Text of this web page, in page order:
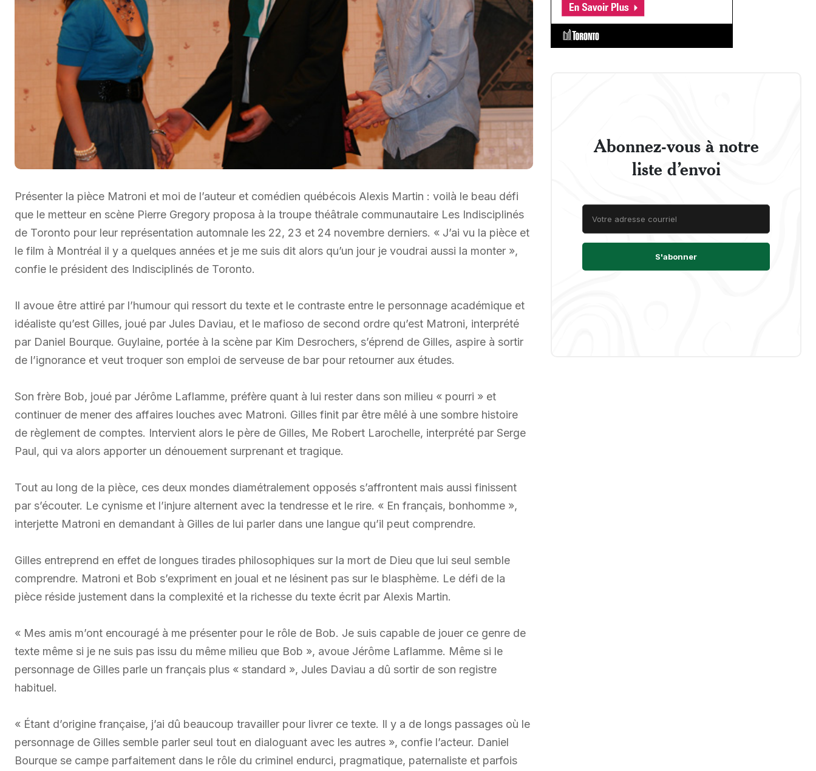
Présenter la pièce Matroni et moi de l’auteur et comédien québécois Alexis Martin : voilà le beau défi
que le metteur en scène Pierre Gregory proposa à la troupe théâtrale communautaire Les Indisciplinés
de Toronto pour leur représentation automnale les 22, 23 et 24 novembre derniers. « J’ai vu la pièce et
le film à Montréal il y a quelques années et je me suis dit alors qu’un jour je voudrai aussi la monter »,
confie le président des Indisciplinés de Toronto.
Il avoue être attiré par l’humour qui ressort du texte et le contraste entre le personnage académique et
idéaliste qu’est Gilles, joué par Jules Daviau, et le mafioso de second ordre qu’est Matroni, interprété
par Daniel Bourque. Guylaine, portée à la scène par Kim Desrochers, s’éprend de Gilles, aspire à sortir
de l’ignorance et veut troquer son emploi de serveuse de bar pour retourner aux études.
Son frère Bob, joué par Jérôme Laflamme, préfère quant à lui rester dans son milieu « pourri » et
continuer de mener des affaires louches avec Matroni. Gilles finit par être mêlé à une sombre histoire
de règlement de comptes. Intervient alors le père de Gilles, Me Robert Larochelle, interprété par Serge
Paul, qui va alors apporter un dénouement surprenant et tragique.
Tout au long de la pièce, ces deux mondes diamétralement opposés s’affrontent mais aussi finissent
par s’écouter. Le cynisme et l’injure alternent avec la tendresse et le rire. « En français, bonhomme »,
interjette Matroni en demandant à Gilles de lui parler dans une langue qu’il peut comprendre.
Gilles entreprend en effet de longues tirades philosophiques sur la mort de Dieu que lui seul semble
comprendre. Matroni et Bob s’expriment en joual et ne lésinent pas sur le blasphème. Le défi de la
pièce réside justement dans la complexité et la richesse du texte écrit par Alexis Martin.
« Mes amis m’ont encouragé à me présenter pour le rôle de Bob. Je suis capable de jouer ce genre de
texte même si je ne suis pas issu du même milieu que Bob », avoue Jérôme Laflamme. Même si le
personnage de Gilles parle un français plus « standard », Jules Daviau a dû sortir de son registre
habituel.
« Étant d’origine française, j’ai dû beaucoup travailler pour livrer ce texte. Il y a de longs passages où le
personnage de Gilles semble parler seul tout en dialoguant avec les autres », confie l’acteur. Daniel
Bourque se campe parfaitement dans le rôle du criminel endurci, pragmatique, paternaliste et parfois
Abonnez-vous à notre
liste d’envoi